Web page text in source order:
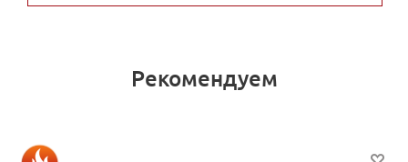
Рекомендуем